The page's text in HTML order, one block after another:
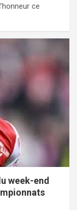
ce
week-end